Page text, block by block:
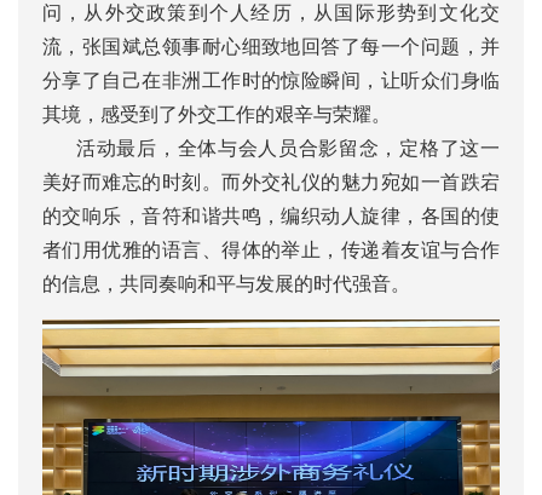
问，从外交政策到个人经历，从国际形势到文化交
流，张国斌总领事耐心细致地回答了每一个问题，并
分享了自己在非洲工作时的惊险瞬间，让听众们身临
其境，感受到了外交工作的艰辛与荣耀。
活动最后，全体与会人员合影留念，定格了这一
美好而难忘的时刻。而外交礼仪的魅力宛如一首跌宕
的交响乐，音符和谐共鸣，编织动人旋律，各国的使
者们用优雅的语言、得体的举止，传递着友谊与合作
的信息，共同奏响和平与发展的时代强音。